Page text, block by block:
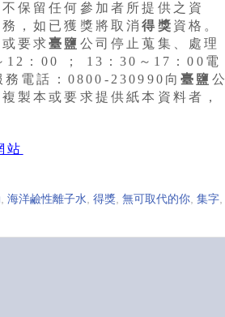
保留任何參加者所提供之資
，如已獲獎將取消得獎 資格。
要求臺鹽 公司停止蒐集、處理
12：00 ； 13：30～17：00電
電話：0800-230990向臺鹽 公
製本或要求提供紙本資料者，
站
海洋鹼性離子水 得獎 無可取代的你 集字